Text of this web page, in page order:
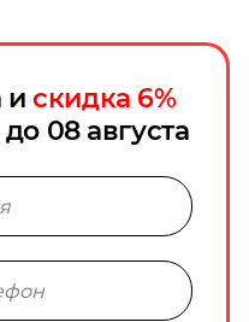
искидка 6%